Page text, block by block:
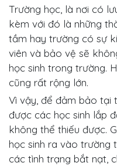
Trường học, là nơi có
kèm với đó là những
tầm hay trường có sự
viên và bảo vệ sẽ
học sinh trong trường.
cũng rất rộng lớn.
Vì vậy, để đảm bảo tại
được các học sinh lắp
không thể thiếu được.
học sinh ra vào trường
các tình trạng bắt nạt,